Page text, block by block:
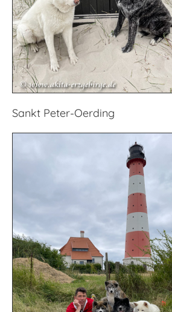
Sankt Peter-Oerding